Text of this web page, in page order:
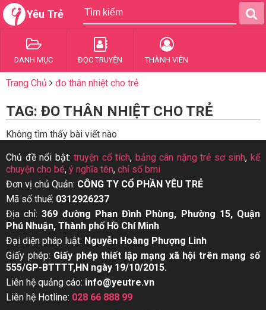
Yêu Trẻ
DANH MỤC ĐỌC TRUYỆN THÀNH VIÊN
Trang Chủ đo thân nhiệt cho trẻ
TAG: ĐO THÂN NHIỆT CHO TRẺ
Không tìm thấy bài viết nào
Chủ đề nổi bật:truyện cổ tích, bảng cân nặng trẻ sơ sinh,kể
chuyện cho bé, ý nghĩa tên, chỉ số bmi
Đơn vị chủ Quản: CÔNG TY CỔ PHẦN YÊU TRẺ
Mã số thuế: 0312926237
Địa chỉ:369 đường Phan Đình Phùng, Phường 15, Quận
Phú Nhuận, Thành phố Hồ Chí Minh
Đại diện pháp luật: Nguyễn Hoàng Phượng Linh
Giấy phép: Giấy phép thiết lập mạng xã hội trên mạng số
555/GP-BTTTT,HN ngày 19/10/2015.
Liên hệ quảng cáo: info@yeutre.vn
Liên hệ Hotline: 028 66 888 99